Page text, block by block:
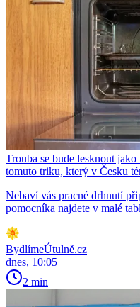
Trouba se bude lesknout
tomuto triku, který v Česku
Nebaví vás pracné drhnutí
pomocníka najdete v malé
BydlímeÚtulně.cz
dnes, 10:05
2 min